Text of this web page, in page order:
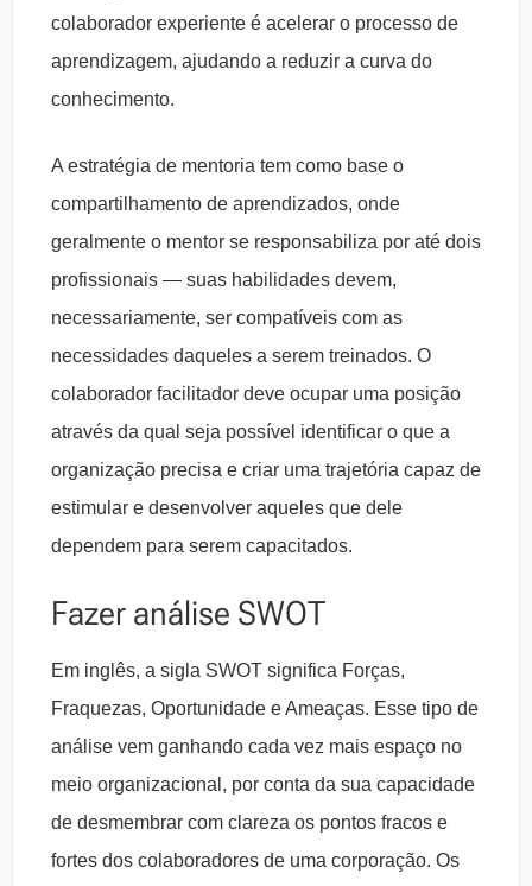
colaborador experiente é acelerar o processo de
aprendizagem, ajudando a reduzir a curva do
conhecimento.
A estratégia de mentoria tem como base o
compartilhamento de aprendizados, onde
geralmente o mentor se responsabiliza por até dois
profissionais — suas habilidades devem,
necessariamente, ser compatíveis com as
necessidades daqueles a serem treinados. O
colaborador facilitador deve ocupar uma posição
através da qual seja possível identificar o que a
organização precisa e criar uma trajetória capaz de
estimular e desenvolver aqueles que dele
dependem para serem capacitados.
Fazer análise SWOT
Em inglês, a sigla SWOT significa Forças,
Fraquezas, Oportunidade e Ameaças. Esse tipo de
análise vem ganhando cada vez mais espaço no
meio organizacional, por conta da sua capacidade
de desmembrar com clareza os pontos fracos e
fortes dos colaboradores de uma corporação. Os